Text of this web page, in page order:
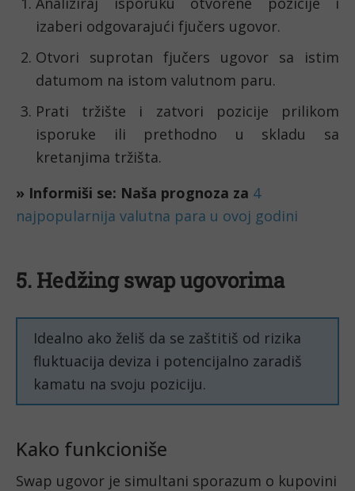
izaberi odgovarajući fjučers ugovor.
Otvori suprotan fjučers ugovor sa istim
datumom na istom valutnom paru.
Prati tržište i zatvori pozicije prilikom
isporuke ili prethodno u skladu sa
kretanjima tržišta.
» Informiši se: Naša prognoza za 4
najpopularnija valutna para u ovoj godini
5. Hedžing swap ugovorima
Idealno ako želiš da se zaštitiš od rizika
fluktuacija deviza i potencijalno zaradiš
kamatu na svoju poziciju.
Kako funkcioniše
Swap ugovor je simultani sporazum o kupovini